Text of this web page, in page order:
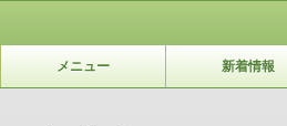
メニュー 新着情報